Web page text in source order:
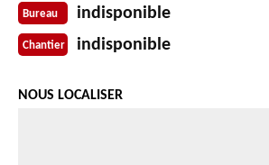
Bureau indisponible
Chantier indisponible
NOUS LOCALISER